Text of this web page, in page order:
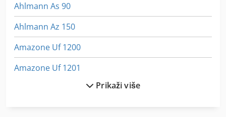
Ahlmann As 90
Ahlmann Az 150
Amazone Uf 1200
Amazone Uf 1201
Amazone Zam 1200
Prikaži više